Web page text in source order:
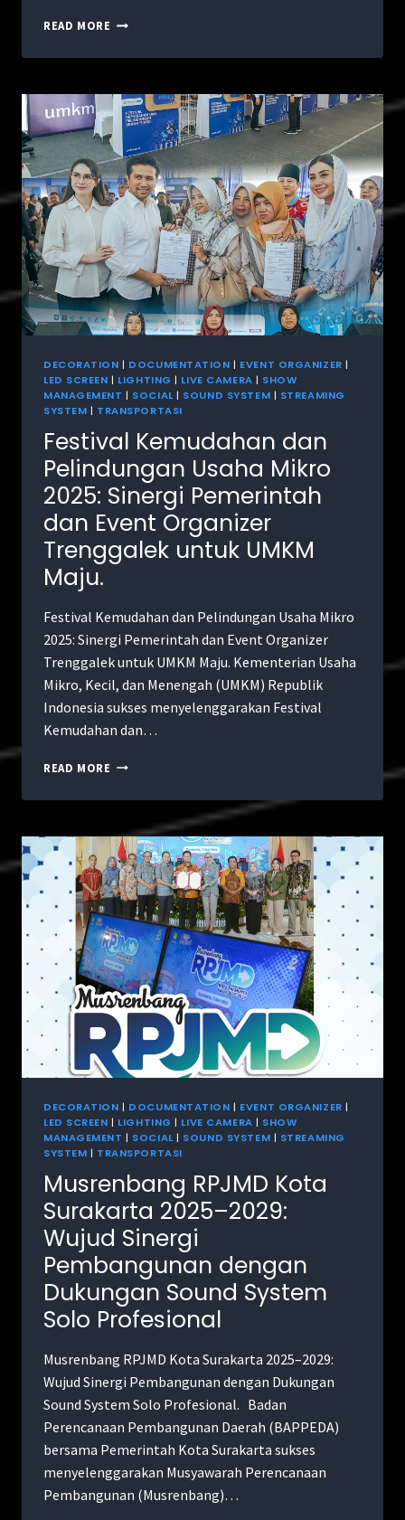
READ MORE
DECORATION | DOCUMENTATION | EVENT ORGANIZER |
LED SCREEN | LIGHTING | LIVE CAMERA | SHOW
MANAGEMENT | SOCIAL| SOUND SYSTEM | STREAMING
SYSTEM | TRANSPORTASI
Festival Kemudahan dan
Pelindungan Usaha Mikro
2025: Sinergi Pemerintah
dan Event Organizer
Trenggalek untuk UMKM
Maju.
Festival Kemudahan dan Pelindungan Usaha Mikro
2025: Sinergi Pemerintah dan Event Organizer
Trenggalek untuk UMKM Maju. Kementerian Usaha
Mikro, Kecil, dan Menengah (UMKM) Republik
Indonesia sukses menyelenggarakan Festival
Kemudahan dan…
READ MORE
DECORATION | DOCUMENTATION | EVENT ORGANIZER |
LED SCREEN | LIGHTING | LIVE CAMERA | SHOW
MANAGEMENT | SOCIAL| SOUND SYSTEM | STREAMING
SYSTEM | TRANSPORTASI
Musrenbang RPJMD Kota
Surakarta 2025–2029:
Wujud Sinergi
Pembangunan dengan
Dukungan Sound System
Solo Profesional
Musrenbang RPJMD Kota Surakarta 2025–2029:
Wujud Sinergi Pembangunan dengan Dukungan
Sound System Solo Profesional. Badan
Perencanaan Pembangunan Daerah (BAPPEDA)
bersama Pemerintah Kota Surakarta sukses
menyelenggarakan Musyawarah Perencanaan
Pembangunan (Musrenbang)…